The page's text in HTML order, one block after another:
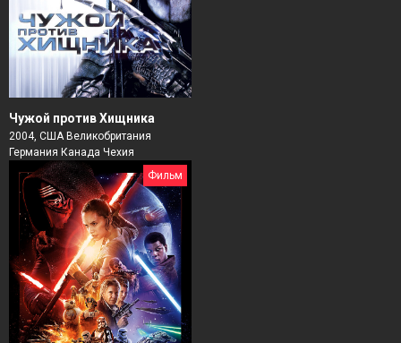
Чужой против Хищника
2004, США Великобритания
Германия Канада Чехия
Фильм